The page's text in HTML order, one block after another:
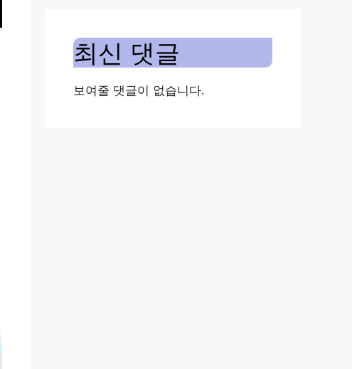
최신 댓글
보여줄 댓글이 없습니다.